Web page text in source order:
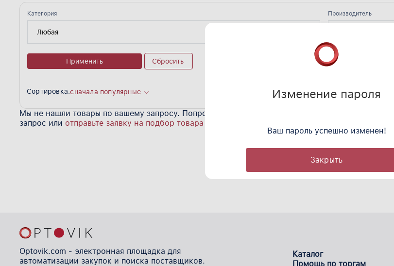
Категория Производитель
Применить Сбросить
Сортировка:сначала популярные
Мы не нашли товары по вашему запросу. Попробуйте изменить
запрос или отправьте заявку на подбор товара
Изменение пароля
Ваш пароль успешно изменен!
Закрыть
Optovik.com - электронная площадка для
автоматизации закупок и поиска поставщиков.
Каталог
Помощь по торгам